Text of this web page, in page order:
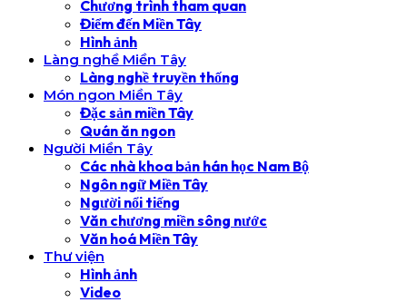
Chương trình tham quan
Điểm đến Miền Tây
Hình ảnh
Làng nghề Miền Tây
Làng nghề truyền thống
Món ngon Miền Tây
Đặc sản miền Tây
Quán ăn ngon
Người Miền Tây
Các nhà khoa bản hán học Nam Bộ
Ngôn ngữ Miền Tây
Người nổi tiếng
Văn chương miền sông nước
Văn hoá Miền Tây
Thư viện
Hình ảnh
Video